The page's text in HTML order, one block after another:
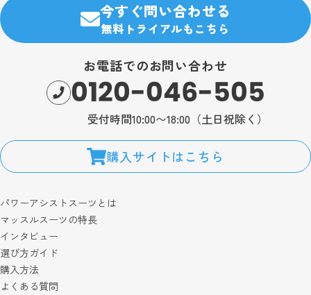
今すぐ問い合わせる
無料トライアルもこちら
お電話でのお問い合わせ
0120-046-505
受付時間10:00〜18:00（土日祝除く）
購入サイトはこちら
パワーアシストスーツとは
マッスルスーツの特長
インタビュー
選び方ガイド
購入方法
よくある質問